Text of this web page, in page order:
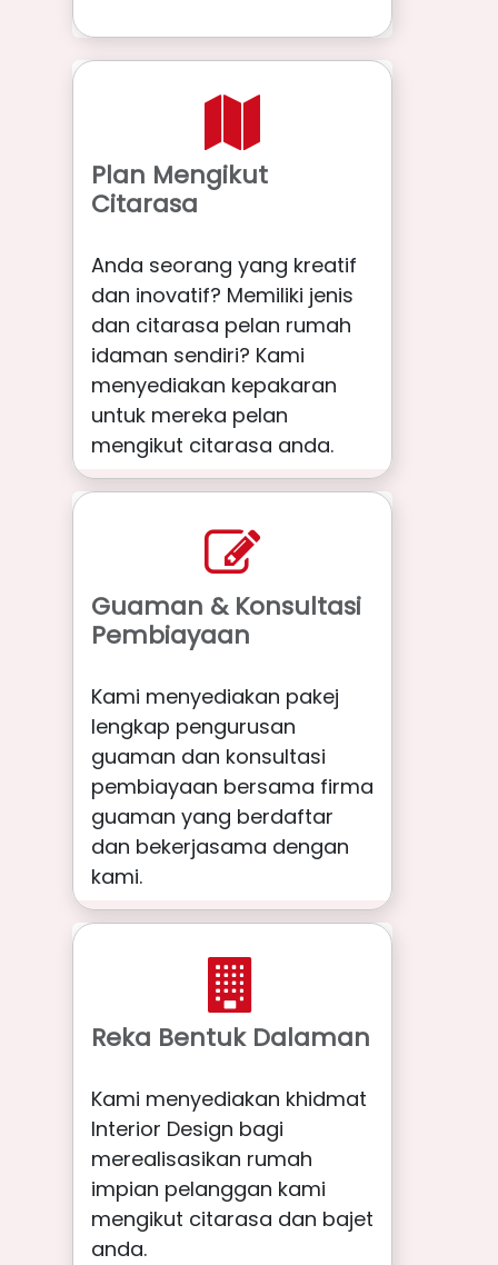
Plan Mengikut
Citarasa
Anda seorang yang kreatif
dan inovatif? Memiliki jenis
dan citarasa pelan rumah
idaman sendiri? Kami
menyediakan kepakaran
untuk mereka pelan
mengikut citarasa anda.
Guaman & Konsultasi
Pembiayaan
Kami menyediakan pakej
lengkap pengurusan
guaman dan konsultasi
pembiayaan bersama firma
guaman yang berdaftar
dan bekerjasama dengan
kami.
Reka Bentuk Dalaman
Kami menyediakan khidmat
Interior Design bagi
merealisasikan rumah
impian pelanggan kami
mengikut citarasa dan bajet
anda.